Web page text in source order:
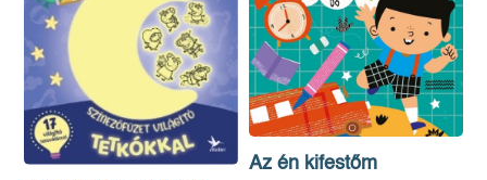
Az én kifestőm